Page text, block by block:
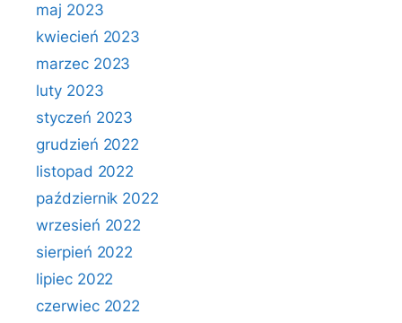
maj 2023
kwiecień 2023
marzec 2023
luty 2023
styczeń 2023
grudzień 2022
listopad 2022
październik 2022
wrzesień 2022
sierpień 2022
lipiec 2022
czerwiec 2022